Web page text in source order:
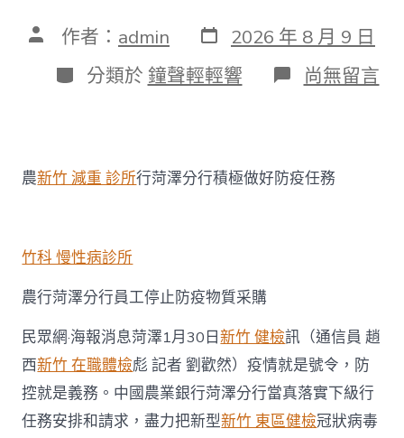
文 作者： admin 發
表
日
期
2026 年 8 月 9 日
分
類
分類於 鐘聲輕輕響 在
〈眾
農
行
森
和
診
所
減
重
尚無留言
農新竹 減重 診所行菏澤分行積極做好防疫任務
竹科 慢性病診所
農行菏澤分行員工停止防疫物質采購
民眾網·海報消息菏澤1月30日新竹 健檢訊（通信員 趙
西新竹 在職體檢彪 記者 劉歡然）疫情就是號令，防
控就是義務。中國農業銀行菏澤分行當真落實下級行
任務安排和請求，盡力把新型新竹 東區健檢冠狀病毒